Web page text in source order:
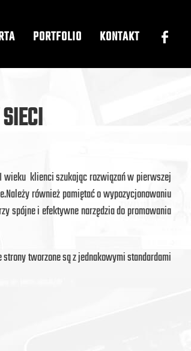
PORTFOLIO KONTAKT
wieku klienci szukając rozwiązań w pierwszej
również pamiętać o wypozycjonowaniu
spójne i efektywne narzędzia do promowania
tworzone są z jednakowymi standardami